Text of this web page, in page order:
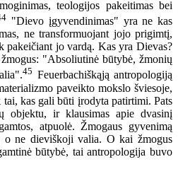
teologijos pakeitimas bei
"Dievo įgyvendinimas" yra ne kas
ne transformuojant jojo prigimtį,
jo vardą. Kas yra Dievas?
žmogus: "Absoliutinė būtybė, žmonių
45 Feuerbachiškąją antropologiją
paveikto mokslo šviesoje,
kas gali būti įrodyta patirtimi. Pats
objektu, ir klausimas apie dvasinį
atpuolė. Žmogaus gyvenimą
o ne dieviškoji valia. O kai žmogus
būtybė, tai antropologija buvo